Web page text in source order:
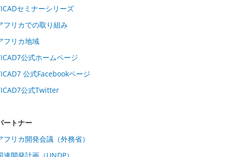
セミナーシリーズ
フリカでの取り組み
フリカ地域
公式ホームページ
公式Facebookページ
公式Twitter
ートナー
フリカ開発会議（外務省）